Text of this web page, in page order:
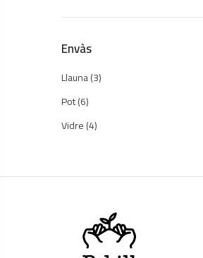
Envàs
Llauna(3)
Pot(6)
Vidre(4)